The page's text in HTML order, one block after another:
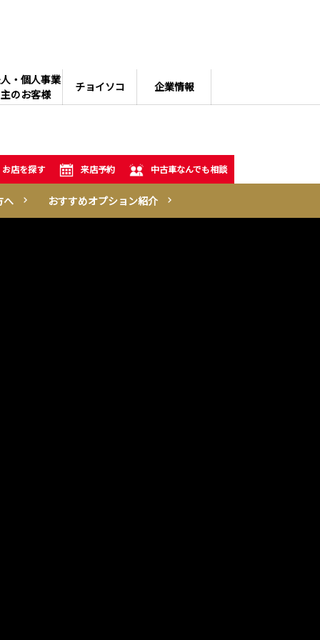
・個人事業
主のお客様
チョイソコ 企業情報
お店を探す 来店予約 中古車なんでも相談
へ おすすめオプション紹介